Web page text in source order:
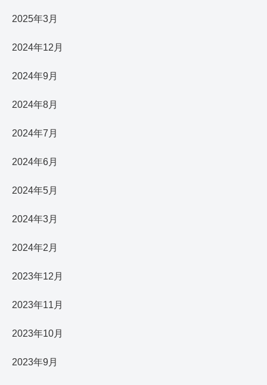
2025年3月
2024年12月
2024年9月
2024年8月
2024年7月
2024年6月
2024年5月
2024年3月
2024年2月
2023年12月
2023年11月
2023年10月
2023年9月